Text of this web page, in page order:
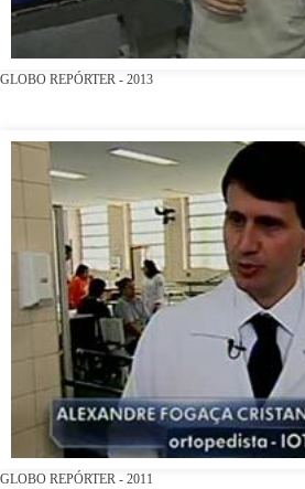
GLOBO REPÓRTER - 2013
GLOBO REPÓRTER - 2011